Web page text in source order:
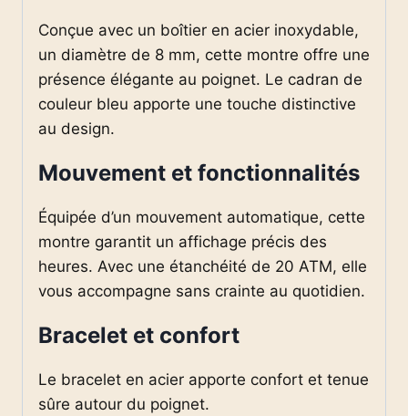
Conçue avec un boîtier en acier inoxydable,
un diamètre de 8 mm, cette montre offre une
présence élégante au poignet. Le cadran de
couleur bleu apporte une touche distinctive
au design.
Mouvement et fonctionnalités
Équipée d’un mouvement automatique, cette
montre garantit un affichage précis des
heures. Avec une étanchéité de 20 ATM, elle
vous accompagne sans crainte au quotidien.
Bracelet et confort
Le bracelet en acier apporte confort et tenue
sûre autour du poignet.